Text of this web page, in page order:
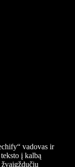
vadovas ir
į kalbą